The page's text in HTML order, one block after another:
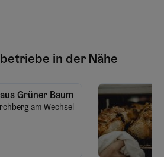
in der Nähe
Grüner Baum
am Wechsel